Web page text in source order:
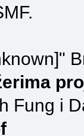
Fung i